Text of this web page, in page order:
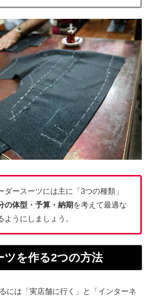
ダースーツには主に「3つの種類」
の体型・予算・納期 を考えて最適な
ようにしましょう。
ツを作る2つの方法
には「実店舗に行く」と「インターネ